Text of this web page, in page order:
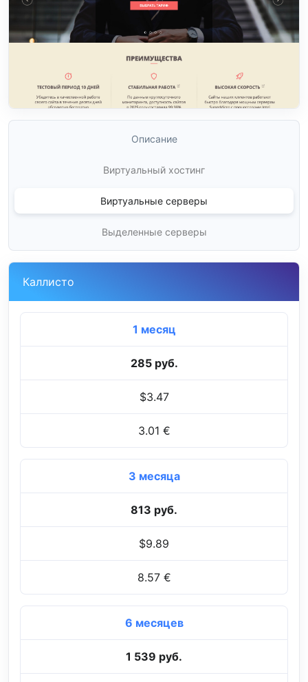
Описание
Виртуальный хостинг
Виртуальные серверы
Выделенные серверы
Каллисто
1 месяц
285 руб.
$3.47
3.01 €
3 месяца
813 руб.
$9.89
8.57 €
6 месяцев
1 539 руб.